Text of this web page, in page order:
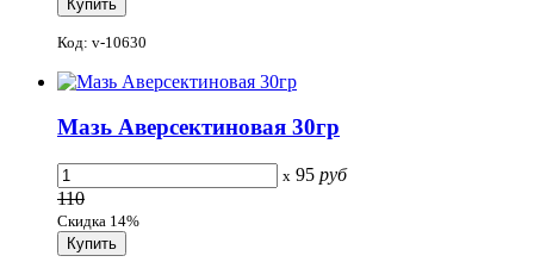
Код: v-10630
Мазь Аверсектиновая 30гр
x 95 руб
110
Скидка 14%